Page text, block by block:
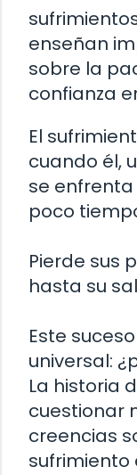
enseñan
sobre la
confianza
El
cuando él,
se
poco
Pierde sus
hasta su
Este
universal:
La historia
cuestionar
creencias
sufrimiento